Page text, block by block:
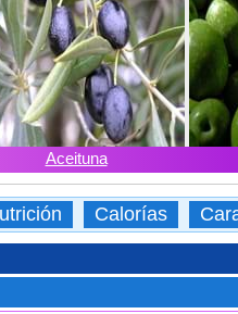
Aceituna
Calorías